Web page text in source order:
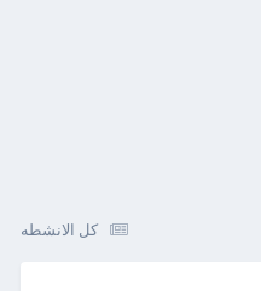
كل الانشطه